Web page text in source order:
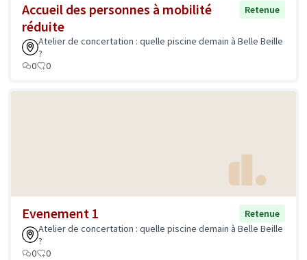
Accueil des personnes à mobilité
réduite
Retenue
Atelier de concertation : quelle piscine demain à Belle Beille
?
0
0
Evenement 1
Retenue
Atelier de concertation : quelle piscine demain à Belle Beille
?
0
0